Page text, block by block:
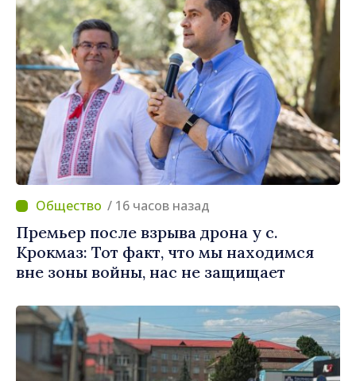
/ 16 часов назад
Премьер после взрыва дрона у с.
Крокмаз: Тот факт, что мы находимся
вне зоны войны, нас не защищает